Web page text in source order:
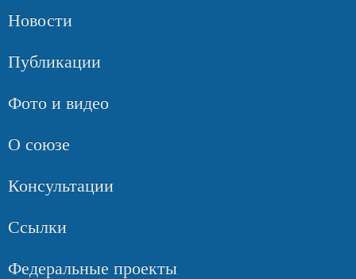
Новости
Публикации
Фото и видео
О союзе
Консультации
Ссылки
Федеральные проекты